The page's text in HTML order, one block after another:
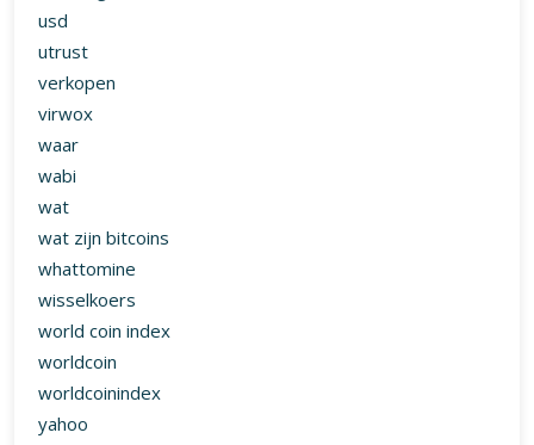
usd
utrust
verkopen
virwox
waar
wabi
wat
wat zijn bitcoins
whattomine
wisselkoers
world coin index
worldcoin
worldcoinindex
yahoo